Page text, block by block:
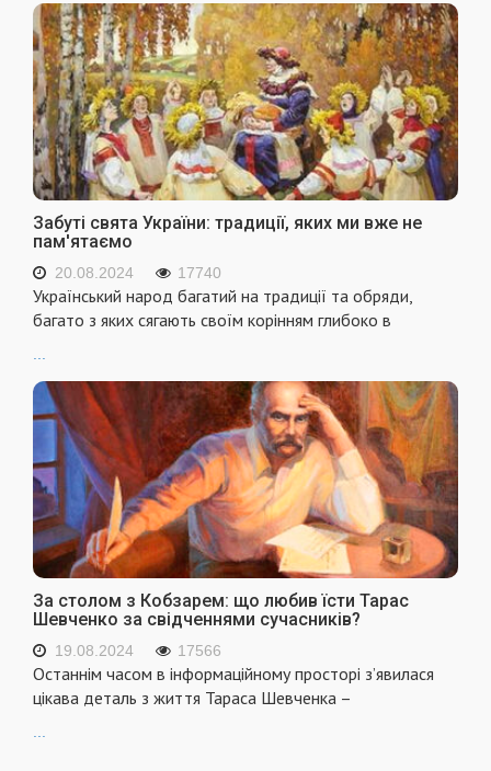
Забуті свята України: традиції, яких ми вже не
пам'ятаємо
20.08.2024 17740
Український народ багатий на традиції та обряди,
багато з яких сягають своїм корінням глибоко в
За столом з Кобзарем: що любив їсти Тарас
Шевченко за свідченнями сучасників?
19.08.2024 17566
Останнім часом в інформаційному просторі з’явилася
цікава деталь з життя Тараса Шевченка –
...